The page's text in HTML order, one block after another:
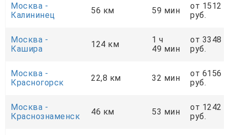
Москва -
Калининец
56 км 59 мин
от 1512
руб.
Москва -
Кашира
124 км
1 ч
49 мин
от 3348
руб.
Москва -
Красногорск
22,8 км 32 мин
от 6156
руб.
Москва -
Краснознаменск
46 км 53 мин
от 1242
руб.